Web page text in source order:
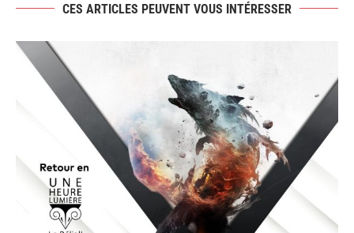
CES ARTICLES PEUVENT VOUS INTÉRESSER